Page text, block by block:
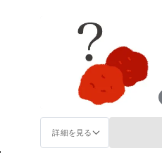
詳細を見る